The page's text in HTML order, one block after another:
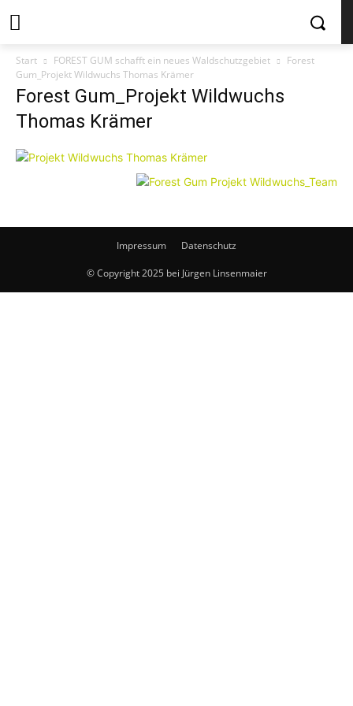
Start FOREST GUM schafft ein neues Waldschutzgebiet
Forest
Gum_Projekt Wildwuchs Thomas Krämer
Forest Gum_Projekt Wildwuchs
Thomas Krämer
Impressum Datenschutz
© Copyright 2025 bei Jürgen Linsenmaier